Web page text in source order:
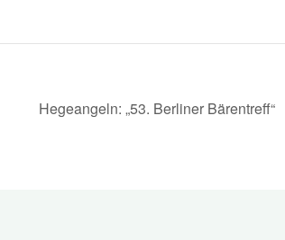
Hegeangeln: „53. Berliner Bärentreff“